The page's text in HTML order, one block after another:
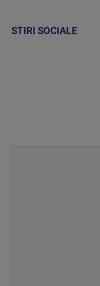
STIRI SOCIALE